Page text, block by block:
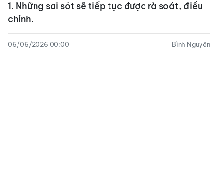
1. Những sai sót sẽ tiếp tục được rà soát, điều
chỉnh.
06/06/2026 00:00 Bình Nguyên